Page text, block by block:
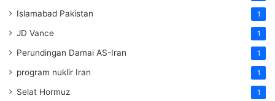
Islamabad Pakistan 1
JD Vance 1
Perundingan Damai AS-Iran 1
program nuklir Iran 1
Selat Hormuz 1